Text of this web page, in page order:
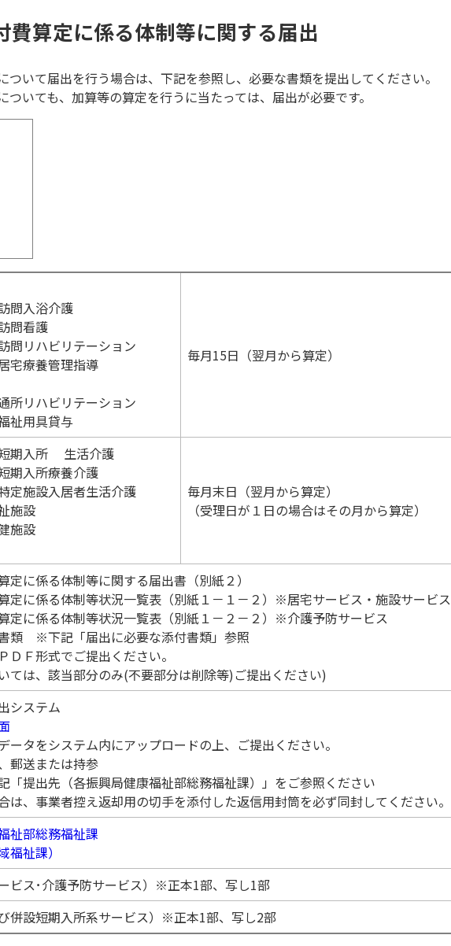
費算定に係る体制等に関する届出
いて届出を行う場合は、下記を参照し、必要な書類を提出してください。
いても、加算等の算定を行うに当たっては、届出が必要です。
問入浴介護
問看護
問リハビリテーション
宅療養管理指導
所リハビリテーション
祉用具貸与
毎月15日（翌月から算定）
短期入所 生活介護
期入所療養介護
定施設入居者生活介護
施設
施設
毎月末日（翌月から算定）
（受理日が１日の場合はその月から算定）
に係る体制等に関する届出書（別紙２）
定に係る体制等状況一覧表（別紙１－１－２）※居宅サービス・施設サービス
定に係る体制等状況一覧表（別紙１－２－２）※介護予防サービス
類 ※下記「届出に必要な添付書類」参照
Ｆ形式でご提出ください。
は、該当部分のみ(不要部分は削除等)ご提出ください)
システム
タをシステム内にアップロードの上、ご提出ください。
郵送または持参
「提出先（各振興局健康福祉部総務福祉課）」をご参照ください
、事業者控え返却用の切手を添付した返信用封筒を必ず同封してください。
祉部総務福祉課
福祉課）
ビス･介護予防サービス）※正本1部、写し1部
併設短期入所系サービス）※正本1部、写し2部